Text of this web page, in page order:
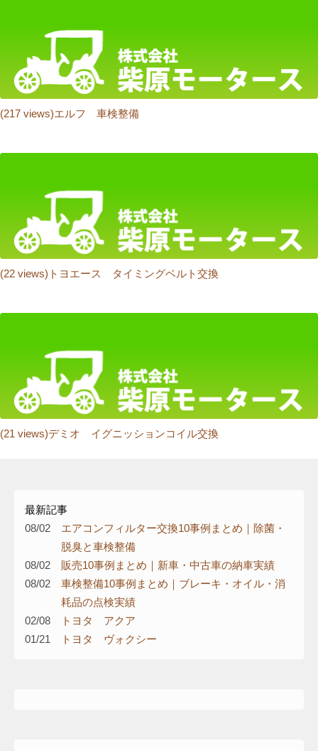
(217 views)エルフ 車検整備
(22 views)トヨエース タイミングベルト交換
(21 views)デミオ イグニッションコイル交換
最新記事
08/02
エアコンフィルター交換10事例まとめ｜除菌・
脱臭と車検整備
08/02
販売10事例まとめ｜新車・中古車の納車実績
08/02
車検整備10事例まとめ｜ブレーキ・オイル・消
耗品の点検実績
02/08
トヨタ アクア
01/21
トヨタ ヴォクシー